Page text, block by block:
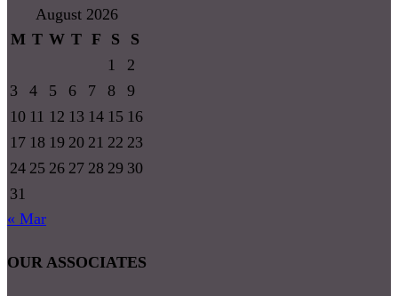
August 2026
M T W T F S
S
1
2
3
4 5 6 7 8
9
10 11 12 13 14 15 16
17 18 19 20 21 22 23
24 25 26 27 28 29 30
31
« Mar
OUR ASSOCIATES